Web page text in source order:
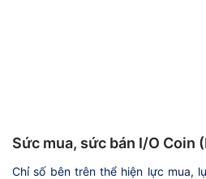
Sức mua, sức bán I/O Coin
Chỉ số bên trên thể hiện lực mua,